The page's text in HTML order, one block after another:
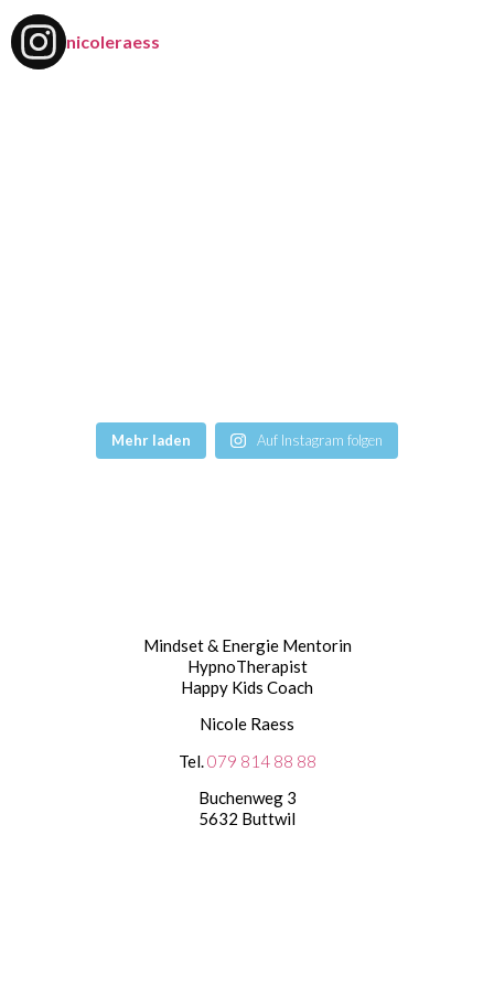
nicoleraess
Mehr laden Auf Instagram folgen
Mindset & Energie Mentorin
HypnoTherapist
Happy Kids Coach
Nicole Raess
Tel.079 814 88 88
Buchenweg 3
5632 Buttwil